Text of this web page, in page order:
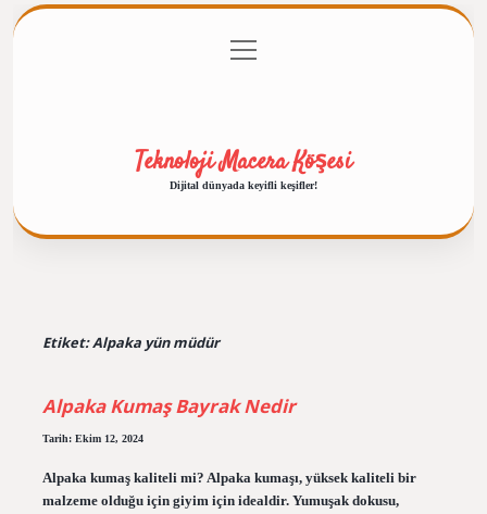
Gizlilik Politikası
menüyü
aç
Teknoloji Macera Köşesi
Dijital dünyada keyifli keşifler!
Etiket:Alpaka yün müdür
Alpaka Kumaş Bayrak Nedir
Tarih: Ekim 12, 2024
Alpaka kumaş kaliteli mi? Alpaka kumaşı, yüksek kaliteli bir
malzeme olduğu için giyim için idealdir. Yumuşak dokusu,